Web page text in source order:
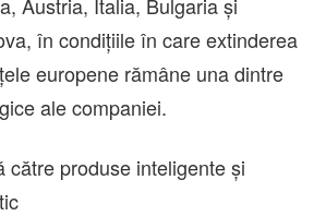
în condițiile în care extinderea
europene rămâne una dintre
ale companiei.
către produse inteligente și